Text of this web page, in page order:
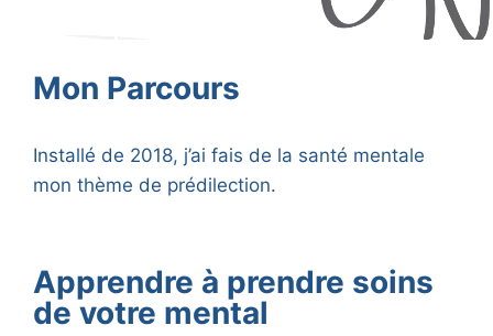
Mon Parcours
Installé de 2018, j’ai fais de la santé mentale
mon thème de prédilection.
Apprendre à prendre soins
de votre mental